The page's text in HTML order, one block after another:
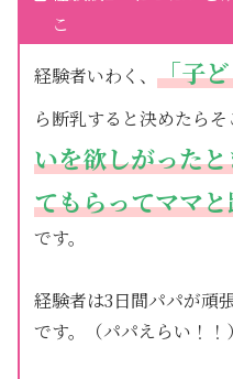
こ
経験者いわく、 「子
ら断乳すると決めたらそ
いを欲しがった
てもらってママ
です。
経験者は3日間パパが頑
です。（パパえらい！！）